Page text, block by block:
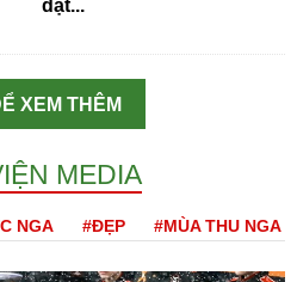
dạt...
XEM THÊM
MEDIA
NGA #ĐẸP #MÙA THU NGA